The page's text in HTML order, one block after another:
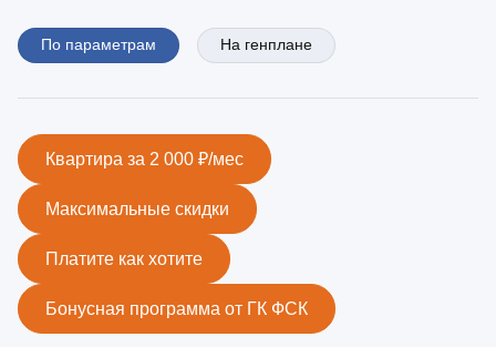
По параметрам На генплане
Квартира за 2 000 ₽/мес
Максимальные скидки
Платите как хотите
Бонусная программа от ГК ФСК